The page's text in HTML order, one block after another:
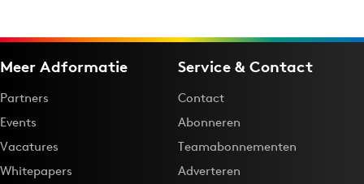
Meer Adformatie
Partners
Events
Vacatures
Whitepapers
Service & Contact
Contact
Abonneren
Teamabonnementen
Adverteren